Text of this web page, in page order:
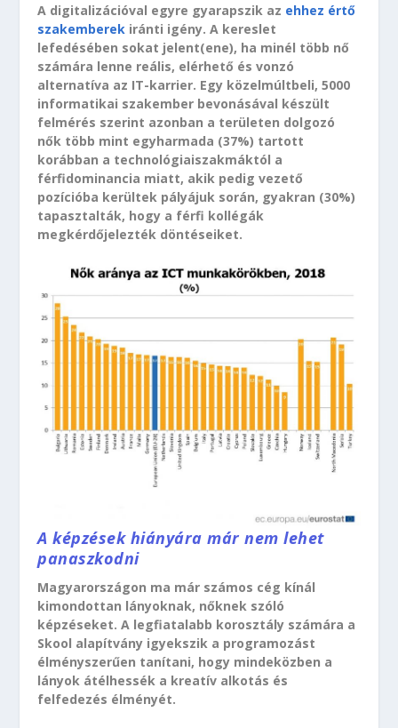
A digitalizációval egyre gyarapszik az ehhez értő
szakemberek iránti igény. A kereslet
lefedésében sokat jelent(ene), ha minél több nő
számára lenne reális, elérhető és vonzó
alternatíva az IT-karrier. Egy közelmúltbeli, 5000
informatikai szakember bevonásával készült
felmérés szerint azonban a területen dolgozó
nők több mint egyharmada (37%) tartott
korábban a technológiaiszakmáktól a
férfidominancia miatt, akik pedig vezető
pozícióba kerültek pályájuk során, gyakran (30%)
tapasztalták, hogy a férfi kollégák
megkérdőjelezték döntéseiket.
A képzések hiányára már nem lehet
panaszkodni
Magyarországon ma már számos cég kínál
kimondottan lányoknak, nőknek szóló
képzéseket. A legfiatalabb korosztály számára a
Skool alapítvány igyekszik a programozást
élményszerűen tanítani, hogy mindeközben a
lányok átélhessék a kreatív alkotás és
felfedezés élményét.